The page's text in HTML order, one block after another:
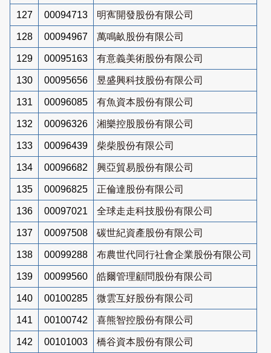
127 00094713 明寯開發股份有限公司
128 00094967 萬鳴畝股份有限公司
129 00095163 有意義美術股份有限公司
130 00095656 昱盛興科技股份有限公司
131 00096085 有魚資本股份有限公司
132 00096326 湘樂控股股份有限公司
133 00096439 柴柴股份有限公司
134 00096682 興亞貿易股份有限公司
135 00096825 正倫達股份有限公司
136 00097021 全球走走科技股份有限公司
137 00097508 碳世紀資產股份有限公司
138 00099288 布農世代同行社會企業股份有限公司
139 00099560 皓爾管理顧問股份有限公司
140 00100285 微雲互好股份有限公司
141 00100742 喜熊智控股份有限公司
142 00101003 橋谷資本股份有限公司